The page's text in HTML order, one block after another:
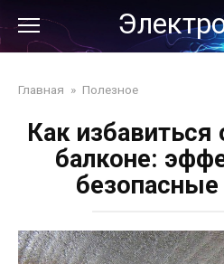
к
контенту
Главная » Полезное
Как избавиться
балконе: